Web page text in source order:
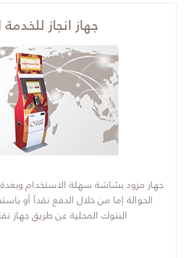
جهاز انجاز للخدمة
جهاز مزود بشاشة سهلة الاستخدام
الحوالة إما من خلال الدفع نقداً أو
البنوك المحلية عن طريق جهاز